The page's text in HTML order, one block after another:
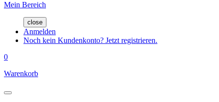
Mein Bereich
close
Anmelden
Noch kein Kundenkonto? Jetzt registrieren.
0
Warenkorb